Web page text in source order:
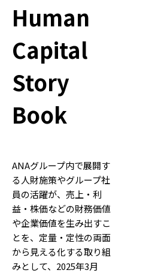
Human
Capital
Story
Book
ANAグループ内で展開す
る人財施策やグループ社
員の活躍が、売上・利
益・株価などの財務価値
や企業価値を生み出すこ
とを、定量・定性の両面
から見える化する取り組
みとして、2025年3月